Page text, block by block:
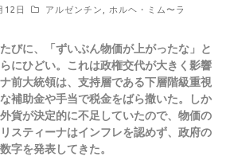
12日 アルゼンチン ホルヘ・ミム〜ラ
びに、「ずいぶん物価が上がったな」と
にひどい。これは政権交代が大きく影響
前大統領は、支持層である下層階級重視
補助金や手当で税金をばら撒いた。しか
貨が決定的に不足していたので、物価の
スティーナはインフレを認めず、政府の
字を発表してきた。